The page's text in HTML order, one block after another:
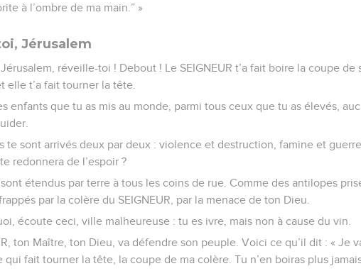
à l’ombre de ma main.” »
Jérusalem
réveille-toi ! Debout ! Le SEIGNEUR t’a fait boire la coupe de
elle t’a fait tourner la tête.
enfants que tu as mis au monde, parmi tous ceux que tu as élevés,
te sont arrivés deux par deux : violence et destruction, famine et
redonnera de l’espoir ?
étendus par terre à tous les coins de rue. Comme des antilopes
par la colère du SEIGNEUR, par la menace de ton Dieu.
écoute ceci, ville malheureuse : tu es ivre, mais non à cause du vin.
ton Maître, ton Dieu, va défendre son peuple. Voici ce qu’il dit : « Je
qui fait tourner la tête, la coupe de ma colère. Tu n’en boiras plus